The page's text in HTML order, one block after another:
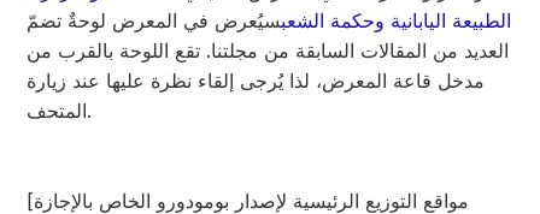
الطبيعة اليابانية وحكمة الشعبسيُعرض في المعرض لوحةٌ تضمّ
العديد من المقالات السابقة من مجلتنا. تقع اللوحة بالقرب من
مدخل قاعة المعرض، لذا يُرجى إلقاء نظرة عليها عند زيارة
المتحف.
[مواقع التوزيع الرئيسية لإصدار بومودورو الخاص بالإجازة